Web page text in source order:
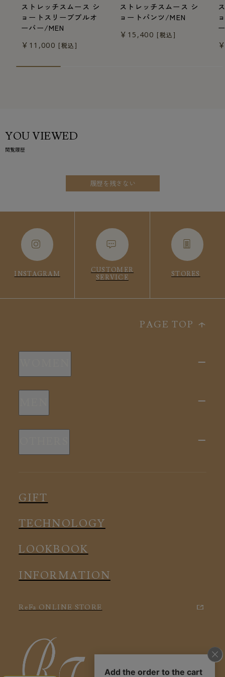
ストレッチスムース シ
ョートスリーブプルオ
ーバー/MEN
￥11,000 [税込]
ストレッチスムース シ
ョートパンツ/MEN
￥15,400 [税込]
YOU VIEWED
閲覧履歴
履歴を残さない
INSTAGRAM
CUSTOMER
SERVICE
STORES
PAGE TOP
新商品
スリープウェア
ルームウェア
アクセサリー
新商品
ルームウェア
アクセサリー
GIFT
TECHNOLOGY
LOOKBOOK
INFORMATION
ReFa ONLINE STORE